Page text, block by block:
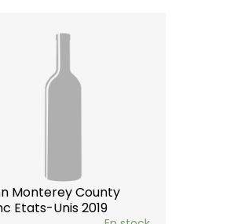
Monterey County
Etats-Unis 2019